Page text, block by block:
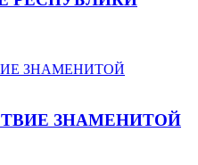
ЗНАМЕНИТОЙ